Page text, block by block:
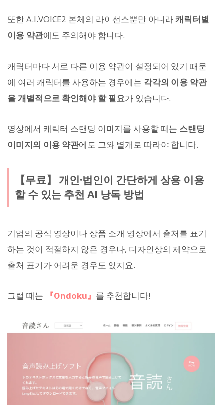
또한 A.I.VOICE2 본체의 라이선스뿐만 아니라캐릭터별
이용 약관에도 주의해야 합니다.
캐릭터마다 서로 다른 이용 약관이 설정되어 있기 때문
에 여러 캐릭터를 사용하는 경우에는 각각의 이용 약관
을 개별적으로 확인해야 할 필요가 있습니다.
영상에서 캐릭터 스탠딩 이미지를 사용할 때는 스탠딩
이미지의 이용 약관에도 그와 별개로 따라야 합니다.
【무료】 개인·법인이 간단하게 상용 이용
할 수 있는 추천 AI 낭독 방법
기업의 공식 영상이나 상품 소개 영상에서 출처를 표기
하는 것이 적절하지 않은 경우나, 디자인상의 제약으로
출처 표기가 어려운 경우도 있지요.
그럴 때는 『Ondoku』 를 추천합니다!